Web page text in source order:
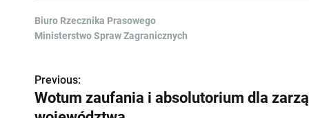
Biuro Rzecznika Prasowego
Ministerstwo Spraw Zagranicznych
Z
o
Previous:
Wotum zaufania i absolutorium dla